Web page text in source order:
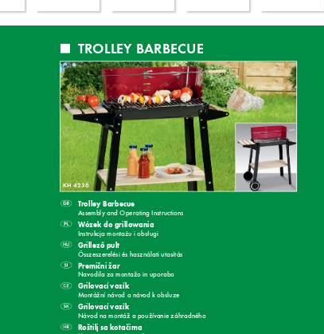
TROLLEY BARBECUE
KH 4236
Trolley Barbecue
Assembly and Operating Instructions
Wózek do grillowania
    Instr
ukcja montażu i obsługi
Grillezõ
pult
Összeszerelési és használati utasítás
Premièni
žar
Navodila za montažo in uporabo
Grilovací
vozík
Montážní návod a návod k obsluze
Grilovací
vozík
Návod na montáž a používanie záhradného
Roštilj sa kotaèima